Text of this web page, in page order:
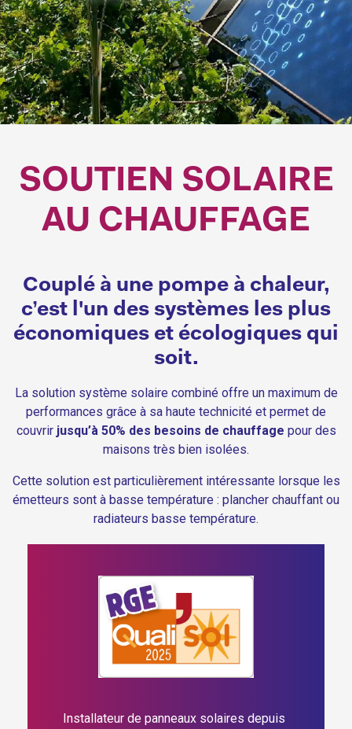
SOUTIEN SOLAIRE
AU CHAUFFAGE
Couplé à une pompe à chaleur,
c’est l'un des systèmes les plus
économiques et écologiques qui
soit.
La solution système solaire combiné offre un maximum de
performances grâce à sa haute technicité et permet de
couvrir jusqu’à 50% des besoins de chauffage pour des
maisons très bien isolées.
Cette solution est particulièrement intéressante lorsque les
émetteurs sont à basse température : plancher chauffant ou
radiateurs basse température.
Installateur de panneaux solaires depuis